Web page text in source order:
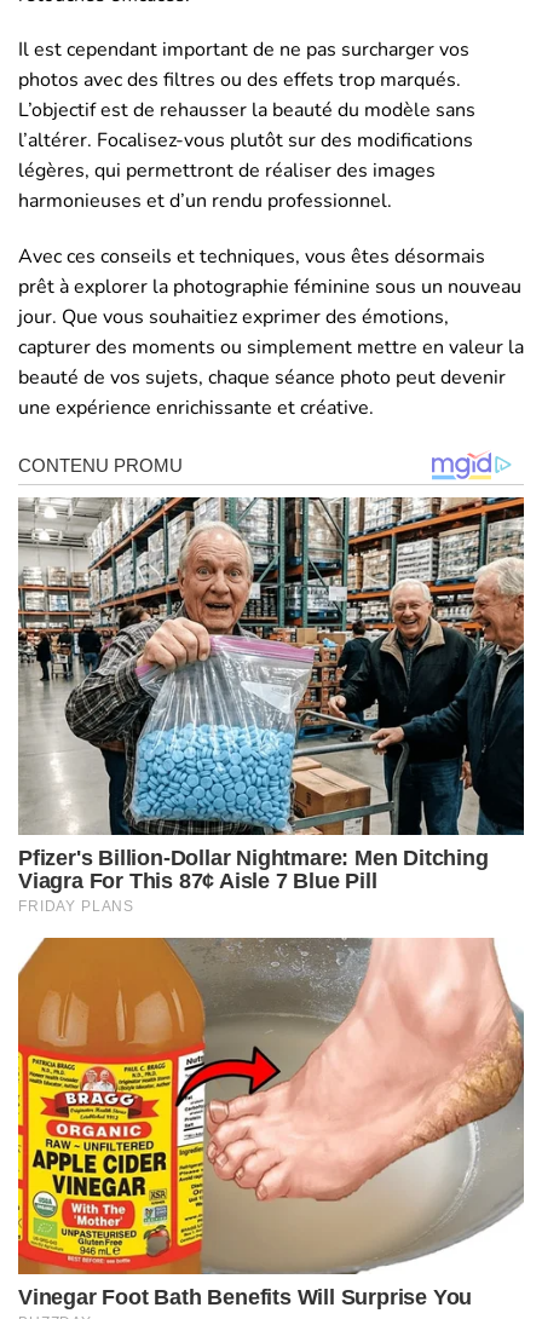
Il est cependant important de ne pas surcharger vos
photos avec des filtres ou des effets trop marqués.
L’objectif est de rehausser la beauté du modèle sans
l’altérer. Focalisez-vous plutôt sur des modifications
légères, qui permettront de réaliser des images
harmonieuses et d’un rendu professionnel.
Avec ces conseils et techniques, vous êtes désormais
prêt à explorer la photographie féminine sous un nouveau
jour. Que vous souhaitiez exprimer des émotions,
capturer des moments ou simplement mettre en valeur la
beauté de vos sujets, chaque séance photo peut devenir
une expérience enrichissante et créative.